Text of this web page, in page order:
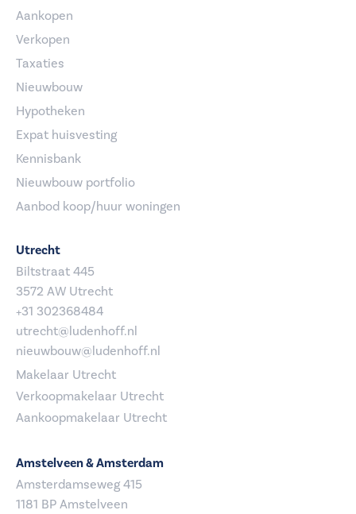
Aankopen
Verkopen
Taxaties
Nieuwbouw
Hypotheken
Expat huisvesting
Kennisbank
Nieuwbouw portfolio
Aanbod koop/huur woningen
Utrecht
Biltstraat 445
3572 AW Utrecht
+31 302368484
utrecht@ludenhoff.nl
nieuwbouw@ludenhoff.nl
Makelaar Utrecht
Verkoopmakelaar Utrecht
Aankoopmakelaar Utrecht
Amstelveen & Amsterdam
Amsterdamseweg 415
1181 BP Amstelveen